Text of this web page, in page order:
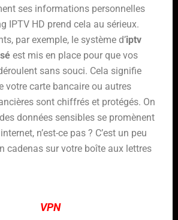
ses informations personnelles
IPTV HD prend cela au sérieux.
par exemple, le système d’iptv
est mis en place pour que vos
sans souci. Cela signifie
votre carte bancaire ou autres
sont chiffrés et protégés. On
données sensibles se promènent
n’est-ce pas ? C’est un peu
cadenas sur votre boîte aux lettres
VPNest souvent